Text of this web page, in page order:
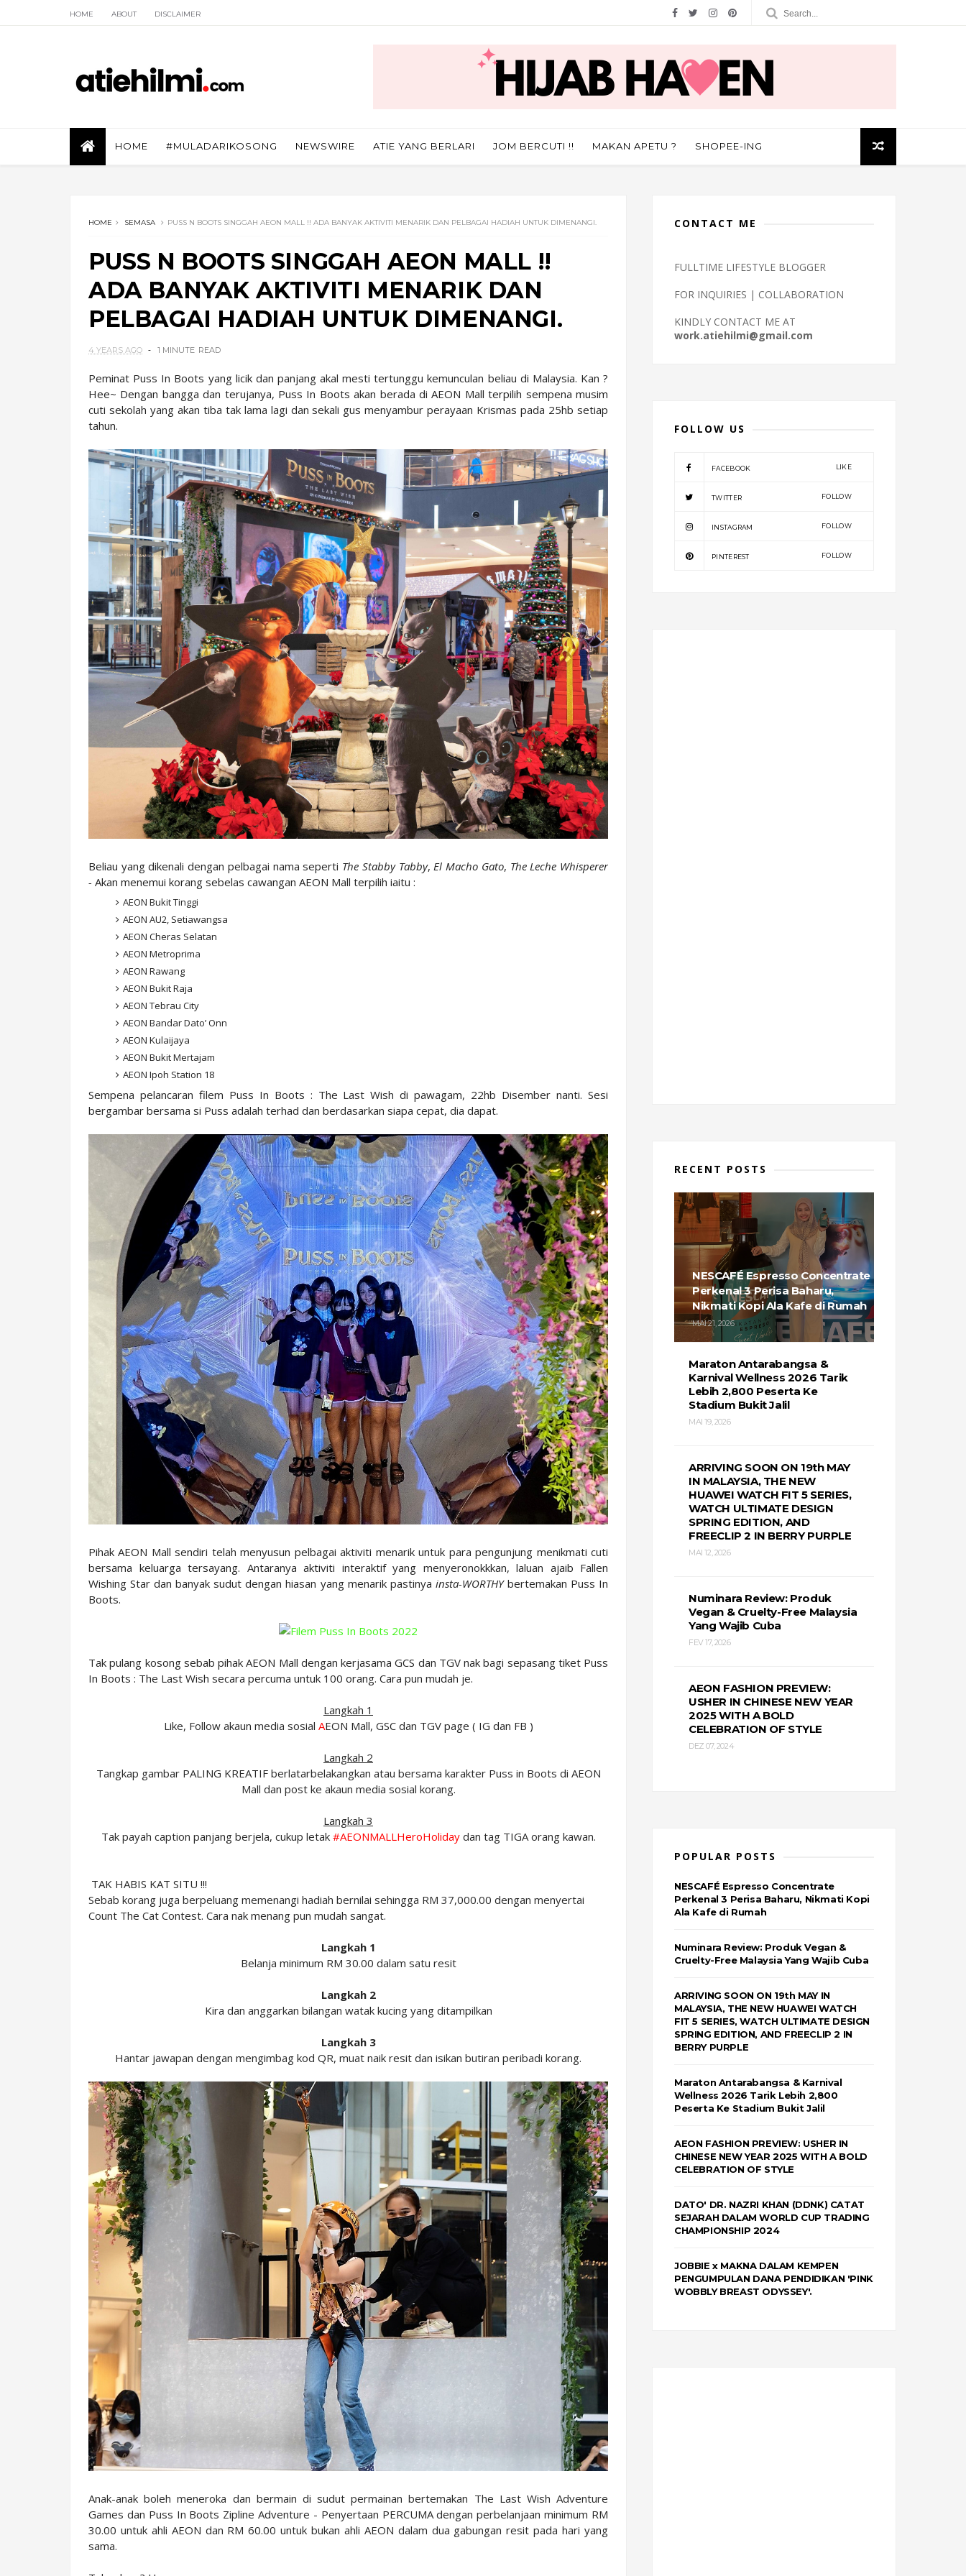
HOME ABOUT DISCLAIMER
HOME #MULADARIKOSONG NEWSWIRE ATIE YANG BERLARI JOM BERCUTI !! MAKAN APETU ? SHOPEE-ING
HOME SEMASA PUSS N BOOTS SINGGAH AEON MALL !! ADA BANYAK AKTIVITI MENARIK DAN PELBAGAI HADIAH UNTUK DIMENANGI.
PUSS N BOOTS SINGGAH AEON MALL !!
ADA BANYAK AKTIVITI MENARIK DAN
PELBAGAI HADIAH UNTUK DIMENANGI.
4 YEARS AGO 1 MINUTE READ
Peminat Puss In Boots yang licik dan panjang akal mesti tertunggu kemunculan beliau di Malaysia. Kan ?
Hee~ Dengan bangga dan terujanya, Puss In Boots akan berada di AEON Mall terpilih sempena musim
cuti sekolah yang akan tiba tak lama lagi dan sekali gus menyambur perayaan Krismas pada 25hb setiap
tahun.
Beliau yang dikenali dengan pelbagai nama seperti The Stabby Tabby,El Macho Gato, The Leche Whisperer
- Akan menemui korang sebelas cawangan AEON Mall terpilih iaitu :
AEON Bukit Tinggi
AEON AU2, Setiawangsa
AEON Cheras Selatan
AEON Metroprima
AEON Rawang
AEON Bukit Raja
AEON Tebrau City
AEON Bandar Dato’ Onn
AEON Kulaijaya
AEON Bukit Mertajam
AEON Ipoh Station 18
Sempena pelancaran filem Puss In Boots : The Last Wish di pawagam, 22hb Disember nanti. Sesi
bergambar bersama si Puss adalah terhad dan berdasarkan siapa cepat, dia dapat.
Pihak AEON Mall sendiri telah menyusun pelbagai aktiviti menarik untuk para pengunjung menikmati cuti
bersama keluarga tersayang. Antaranya aktiviti interaktif yang menyeronokkkan, laluan ajaib Fallen
Wishing Star dan banyak sudut dengan hiasan yang menarik pastinya insta-WORTHYbertemakan Puss In
Boots.
Tak pulang kosong sebab pihak AEON Mall dengan kerjasama GCS dan TGV nak bagi sepasang tiket Puss
In Boots : The Last Wish secara percuma untuk 100 orang. Cara pun mudah je.
Langkah 1
Like, Follow akaun media sosial AEON Mall, GSC dan TGV page ( IG dan FB )
Langkah 2
Tangkap gambar PALING KREATIF berlatarbelakangkan atau bersama karakter Puss in Boots di AEON
Mall dan post ke akaun media sosial korang.
Langkah 3
Tak payah caption panjang berjela, cukup letak #AEONMALLHeroHolidaydan tag TIGA orang kawan.
TAK HABIS KAT SITU !!!
Sebab korang juga berpeluang memenangi hadiah bernilai sehingga RM 37,000.00 dengan menyertai
Count The Cat Contest. Cara nak menang pun mudah sangat.
Langkah 1
Belanja minimum RM 30.00 dalam satu resit
Langkah 2
Kira dan anggarkan bilangan watak kucing yang ditampilkan
Langkah 3
Hantar jawapan dengan mengimbag kod QR, muat naik resit dan isikan butiran peribadi korang.
Anak-anak boleh meneroka dan bermain di sudut permainan bertemakan The Last Wish Adventure
Games dan Puss In Boots Zipline Adventure - Penyertaan PERCUMA dengan perbelanjaan minimum RM
30.00 untuk ahli AEON dan RM 60.00 untuk bukan ahli AEON dalam dua gabungan resit pada hari yang
sama.
CONTACT ME
FULLTIME LIFESTYLE BLOGGER
FOR INQUIRIES | COLLABORATION
KINDLY CONTACT ME AT
work.atiehilmi@gmail.com
FOLLOW US
FACEBOOK LIKE
TWITTER FOLLOW
INSTAGRAM FOLLOW
PINTEREST FOLLOW
RECENT POSTS
NESCAFÉ Espresso Concentrate
Perkenal 3 Perisa Baharu,
Nikmati Kopi Ala Kafe di Rumah
MAI 21, 2026
Maraton Antarabangsa &
Karnival Wellness 2026 Tarik
Lebih 2,800 Peserta Ke
Stadium Bukit Jalil
MAI 19, 2026
ARRIVING SOON ON 19th MAY
IN MALAYSIA, THE NEW
HUAWEI WATCH FIT 5 SERIES,
WATCH ULTIMATE DESIGN
SPRING EDITION, AND
FREECLIP 2 IN BERRY PURPLE
MAI 12, 2026
Numinara Review: Produk
Vegan & Cruelty-Free Malaysia
Yang Wajib Cuba
FEV 17, 2026
AEON FASHION PREVIEW:
USHER IN CHINESE NEW YEAR
2025 WITH A BOLD
CELEBRATION OF STYLE
DEZ 07, 2024
POPULAR POSTS
NESCAFÉ Espresso Concentrate
Perkenal 3 Perisa Baharu, Nikmati Kopi
Ala Kafe di Rumah
Numinara Review: Produk Vegan &
Cruelty-Free Malaysia Yang Wajib Cuba
ARRIVING SOON ON 19th MAY IN
MALAYSIA, THE NEW HUAWEI WATCH
FIT 5 SERIES, WATCH ULTIMATE DESIGN
SPRING EDITION, AND FREECLIP 2 IN
BERRY PURPLE
Maraton Antarabangsa & Karnival
Wellness 2026 Tarik Lebih 2,800
Peserta Ke Stadium Bukit Jalil
AEON FASHION PREVIEW: USHER IN
CHINESE NEW YEAR 2025 WITH A BOLD
CELEBRATION OF STYLE
DATO' DR. NAZRI KHAN (DDNK) CATAT
SEJARAH DALAM WORLD CUP TRADING
CHAMPIONSHIP 2024
JOBBIE x MAKNA DALAM KEMPEN
PENGUMPULAN DANA PENDIDIKAN 'PINK
WOBBLY BREAST ODYSSEY'.